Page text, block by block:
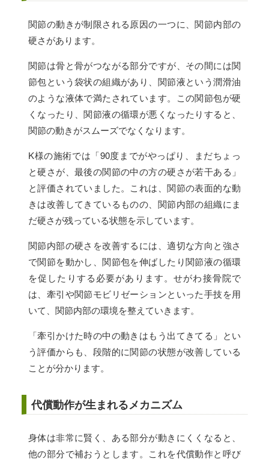
関節の動きが制限される原因の一つに、関節内部の
硬さがあります。
関節は骨と骨がつながる部分ですが、その間には関
節包という袋状の組織があり、関節液という潤滑油
のような液体で満たされています。この関節包が硬
くなったり、関節液の循環が悪くなったりすると、
関節の動きがスムーズでなくなります。
K様の施術では「90度までがやっぱり、まだちょっ
と硬さが、最後の関節の中の方の硬さが若干ある」
と評価されていました。これは、関節の表面的な動
きは改善してきているものの、関節内部の組織にま
だ硬さが残っている状態を示しています。
関節内部の硬さを改善するには、適切な方向と強さ
で関節を動かし、関節包を伸ばしたり関節液の循環
を促したりする必要があります。せがわ接骨院で
は、牽引や関節モビリゼーションといった手技を用
いて、関節内部の環境を整えていきます。
「牽引かけた時の中の動きはもう出てきてる」とい
う評価からも、段階的に関節の状態が改善している
ことが分かります。
代償動作が生まれるメカニズム
身体は非常に賢く、ある部分が動きにくくなると、
他の部分で補おうとします。これを代償動作と呼び